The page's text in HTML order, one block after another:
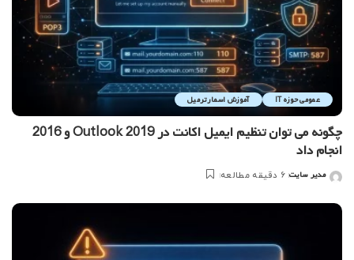
عمومی حوزه IT آموزش اسمارترمیل
چگونه می توان تنظیم ایمیل اکانت در Outlook 2019 و 2016
انجام داد
ارسال
توسط
مدیر سایت 6 دقیقه مطالعه